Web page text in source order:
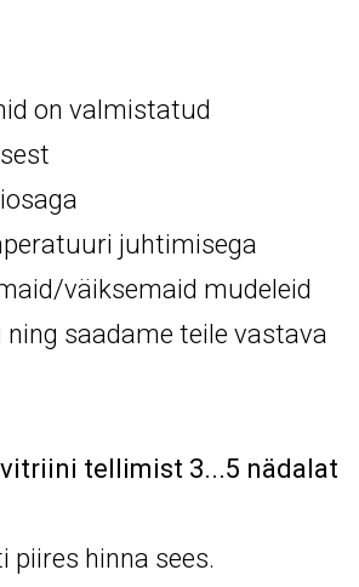
on valmistatud
juhtimisega
väiksemaid mudeleid
saadame teile vastava
vitriini tellimist 3...5 nädalat
piires hinna sees.